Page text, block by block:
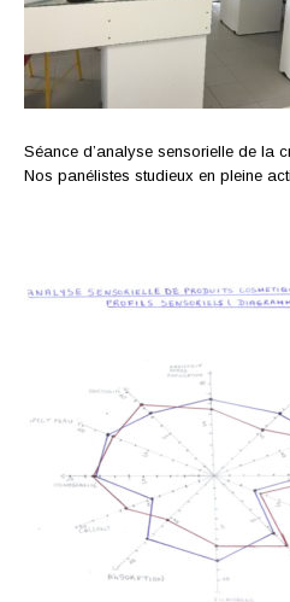
Séance d’analyse sensorielle de la
Nos panélistes studieux en pleine